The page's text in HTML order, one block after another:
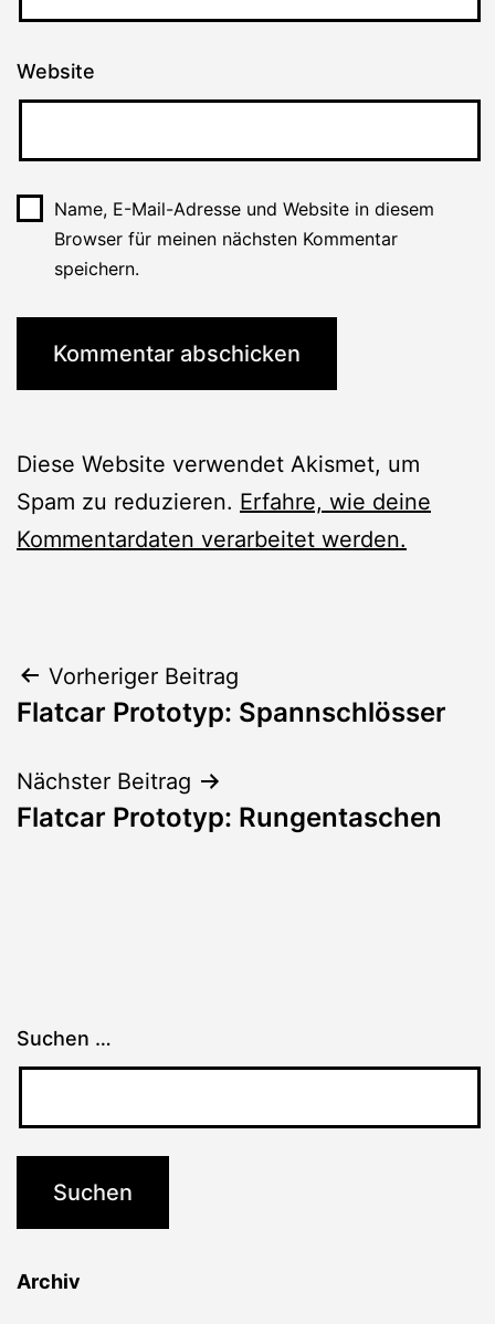
Website
Name, E-Mail-Adresse und Website in diesem
Browser für meinen nächsten Kommentar
speichern.
Diese Website verwendet Akismet, um
Spam zu reduzieren. Erfahre, wie deine
Kommentardaten verarbeitet werden.
Beitragsnavigation
Vorheriger Beitrag
Flatcar Prototyp: Spannschlösser
Nächster Beitrag
Flatcar Prototyp: Rungentaschen
Suchen …
Archiv